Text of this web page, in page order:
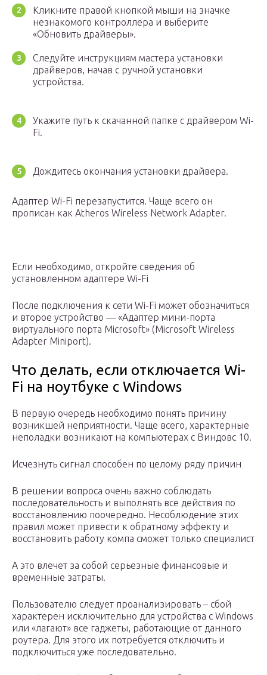
Кликните правой кнопкой мыши на значке
незнакомого контроллера и выберите
«Обновить драйверы».
Следуйте инструкциям мастера установки
драйверов, начав с ручной установки
устройства.
Укажите путь к скачанной папке с драйвером Wi-
Fi.
Дождитесь окончания установки драйвера.
Адаптер Wi-Fi перезапустится. Чаще всего он
прописан как Atheros Wireless Network Adapter.
Если необходимо, откройте сведения об
установленном адаптере Wi-Fi
После подключения к сети Wi-Fi может обозначиться
и второе устройство — «Адаптер мини-порта
виртуального порта Microsoft» (Microsoft Wireless
Adapter Miniport).
Что делать, если отключается Wi-
Fi на ноутбуке с Windows
В первую очередь необходимо понять причину
возникшей неприятности. Чаще всего, характерные
неполадки возникают на компьютерах с Виндовс 10.
Исчезнуть сигнал способен по целому ряду причин
В решении вопроса очень важно соблюдать
последовательность и выполнять все действия по
восстановлению поочередно. Несоблюдение этих
правил может привести к обратному эффекту и
восстановить работу компа сможет только специалист
А это влечет за собой серьезные финансовые и
временные затраты.
Пользователю следует проанализировать – сбой
характерен исключительно для устройства с Windows
или «лагают» все гаджеты, работающие от данного
роутера. Для этого их потребуется отключить и
подключиться уже последовательно.